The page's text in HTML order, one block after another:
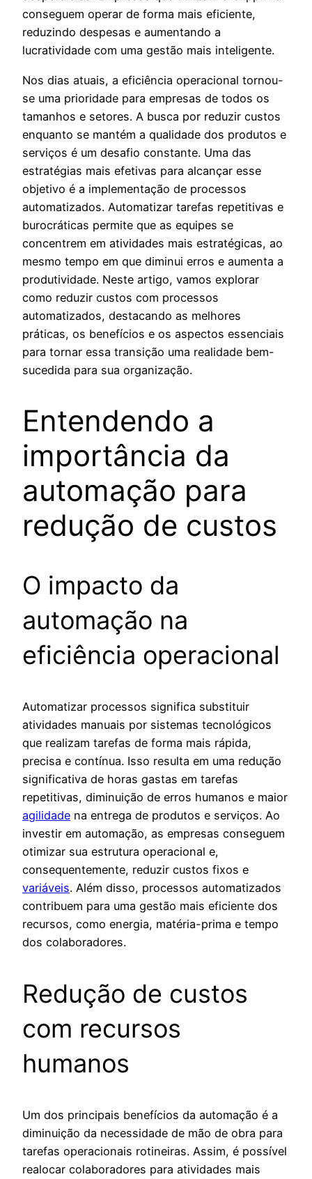
conseguem operar de forma mais eficiente,
reduzindo despesas e aumentando a
lucratividade com uma gestão mais inteligente.
Nos dias atuais, a eficiência operacional tornou-
se uma prioridade para empresas de todos os
tamanhos e setores. A busca por reduzir custos
enquanto se mantém a qualidade dos produtos e
serviços é um desafio constante. Uma das
estratégias mais efetivas para alcançar esse
objetivo é a implementação de processos
automatizados. Automatizar tarefas repetitivas e
burocráticas permite que as equipes se
concentrem em atividades mais estratégicas, ao
mesmo tempo em que diminui erros e aumenta a
produtividade. Neste artigo, vamos explorar
como reduzir custos com processos
automatizados, destacando as melhores
práticas, os benefícios e os aspectos essenciais
para tornar essa transição uma realidade bem-
sucedida para sua organização.
Entendendo a
importância da
automação para
redução de custos
O impacto da
automação na
eficiência operacional
Automatizar processos significa substituir
atividades manuais por sistemas tecnológicos
que realizam tarefas de forma mais rápida,
precisa e contínua. Isso resulta em uma redução
significativa de horas gastas em tarefas
repetitivas, diminuição de erros humanos e maior
agilidade na entrega de produtos e serviços. Ao
investir em automação, as empresas conseguem
otimizar sua estrutura operacional e,
consequentemente, reduzir custos fixos e
variáveis. Além disso, processos automatizados
contribuem para uma gestão mais eficiente dos
recursos, como energia, matéria-prima e tempo
dos colaboradores.
Redução de custos
com recursos
humanos
Um dos principais benefícios da automação é a
diminuição da necessidade de mão de obra para
tarefas operacionais rotineiras. Assim, é possível
realocar colaboradores para atividades mais